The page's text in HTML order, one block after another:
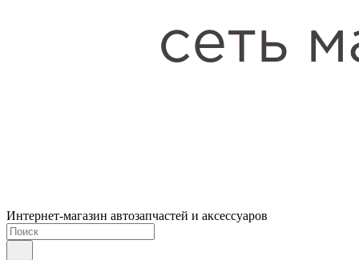
Интернет-магазин автозапчастей и аксессуаров